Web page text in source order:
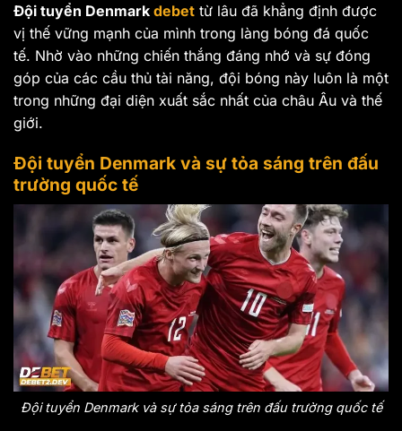
Đội tuyển Denmark debet từ lâu đã khẳng định được
vị thế vững mạnh của mình trong làng bóng đá quốc
tế. Nhờ vào những chiến thắng đáng nhớ và sự đóng
góp của các cầu thủ tài năng, đội bóng này luôn là một
trong những đại diện xuất sắc nhất của châu Âu và thế
giới.
Đội tuyển Denmark và sự tỏa sáng trên đấu
trường quốc tế
Đội tuyển Denmark và sự tỏa sáng trên đấu trường quốc tế